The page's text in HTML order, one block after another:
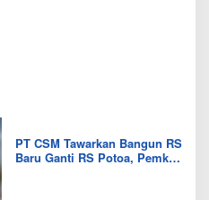
PT CSM Tawarkan Bangun RS
Baru Ganti RS Potoa, Pemkab